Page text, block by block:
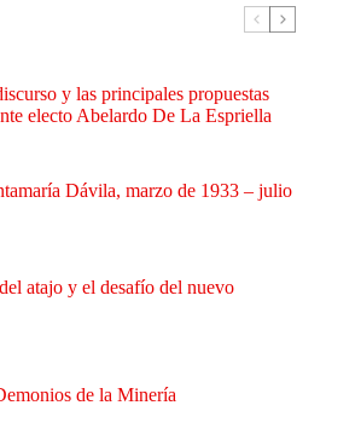
y las principales propuestas
electo Abelardo De La Espriella
Dávila, marzo de 1933 – julio
atajo y el desafío del nuevo
de la Minería